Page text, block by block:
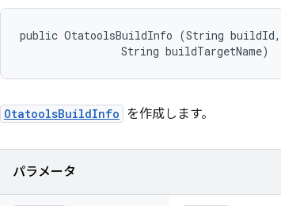
public OtatoolsBuildInfo (String buildId,
                String buildTargetName)
OtatoolsBuildInfo を作成します。
パラメータ